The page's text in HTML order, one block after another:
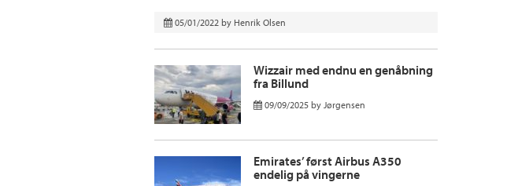
05/01/2022 by Henrik Olsen
Wizzair med endnu en genåbning
fra Billund
09/09/2025 by Jørgensen
Emirates’ først Airbus A350
endelig på vingerne